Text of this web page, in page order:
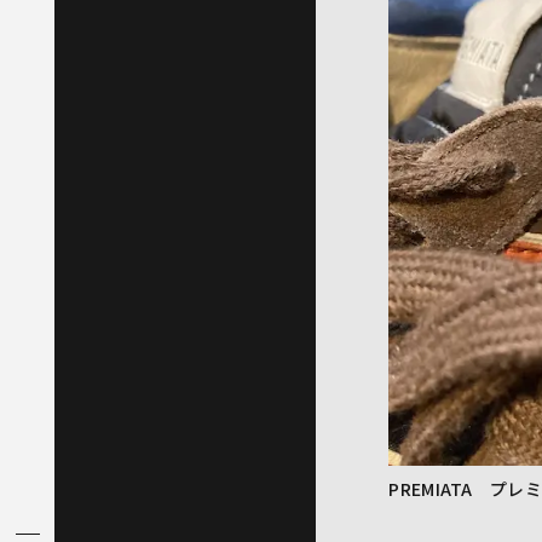
PREMIATA プレ